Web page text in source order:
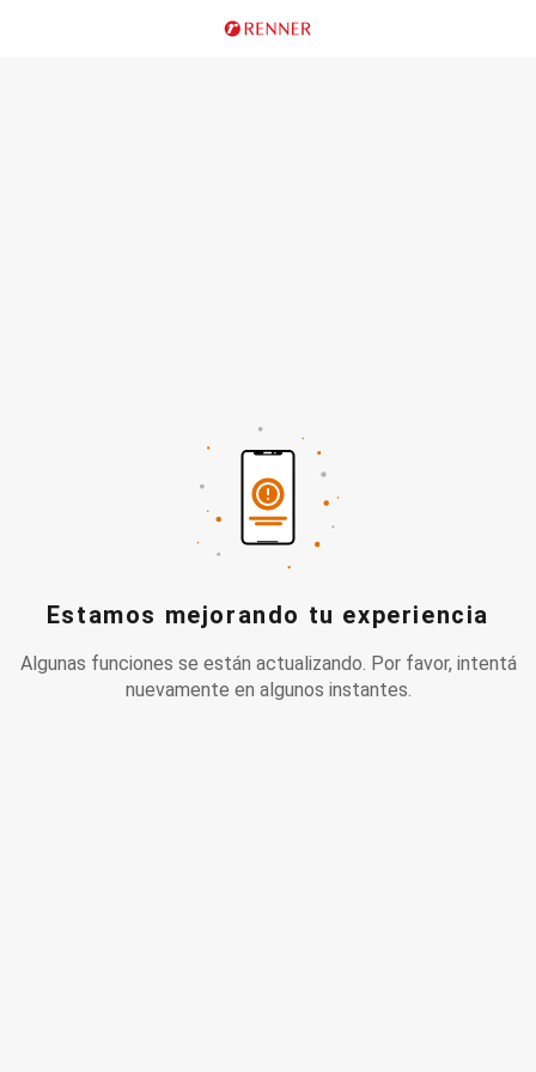
Estamos mejorando tu experiencia
Algunas funciones se están actualizando. Por favor, intentá
nuevamente en algunos instantes.